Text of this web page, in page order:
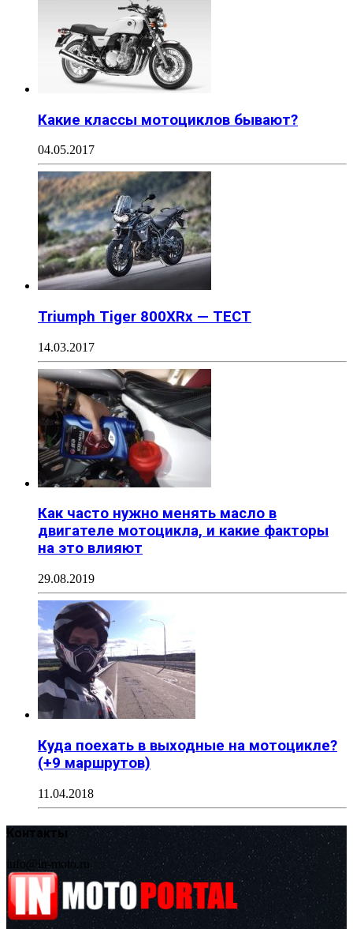
Какие классы мотоциклов бывают?
04.05.2017
Triumph Tiger 800XRx — ТЕСТ
14.03.2017
Как часто нужно менять масло в
двигателе мотоцикла, и какие факторы
на это влияют
29.08.2019
Куда поехать в выходные на мотоцикле?
(+9 маршрутов)
11.04.2018
Контакты
info@in-moto.ru